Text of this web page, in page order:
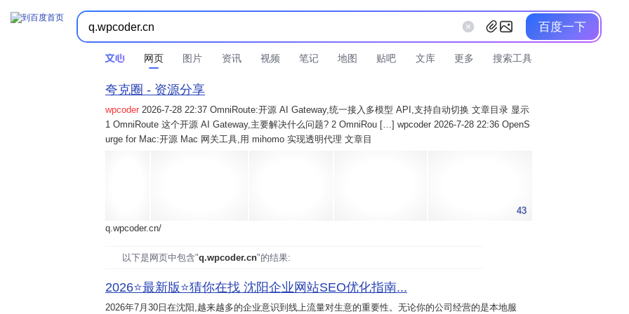
百度一下
网页 图片 资讯 视频 笔记 地图 贴吧 文库 更多 搜索工具
夸克圈 - 资源分享
wpcoder 2026-7-28 22:37 OmniRoute:开源 AI Gateway,统一接入多模型 API,支持自动切换 文章目录 显示
1 OmniRoute 这个开源 AI Gateway,主要解决什么问题? 2 OmniRou […] wpcoder 2026-7-28 22:36 OpenS
urge for Mac:开源 Mac 网关工具,用 mihomo 实现透明代理 文章目
43
q.wpcoder.cn/
以下是网页中包含"q.wpcoder.cn"的结果:
2026⭐️最新版⭐️猜你在找 沈阳企业网站SEO优化指南...
2026年7月30日在沈阳,越来越多的企业意识到线上流量对生意的重要性。无论你的公司经营的是本地服